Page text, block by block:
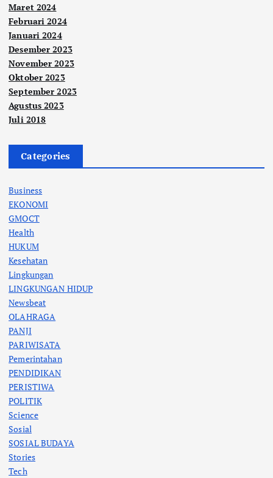
Maret 2024
Februari 2024
Januari 2024
Desember 2023
November 2023
Oktober 2023
September 2023
Agustus 2023
Juli 2018
Categories
Business
EKONOMI
GMOCT
Health
HUKUM
Kesehatan
Lingkungan
LINGKUNGAN HIDUP
Newsbeat
OLAHRAGA
PANJI
PARIWISATA
Pemerintahan
PENDIDIKAN
PERISTIWA
POLITIK
Science
Sosial
SOSIAL BUDAYA
Stories
Tech